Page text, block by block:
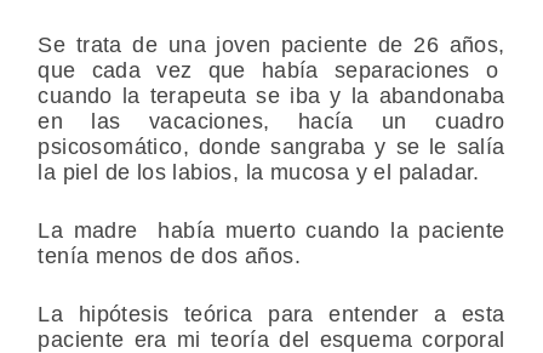
Se trata de una joven paciente de 26 años,
que cada vez que había separaciones o
cuando la terapeuta se iba y la abandonaba
en las vacaciones, hacía un cuadro
psicosomático, donde sangraba y se le salía
la piel de los labios, la mucosa y el paladar.
La madre había muerto cuando la paciente
tenía menos de dos años.
La hipótesis teórica para entender a esta
paciente era mi teoría del esquema corporal